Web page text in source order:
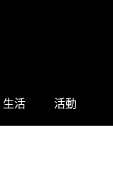
生活 活動